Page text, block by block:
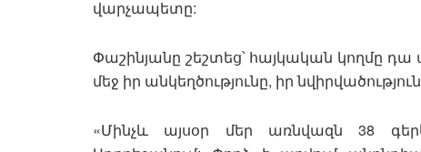
վարչապետը:
Փաշինյանը շեշտեց՝ հայկական կողմը դա
մեջ իր անկեղծությունը, իր
«Մինչև այսօր մեր առնվազն 38